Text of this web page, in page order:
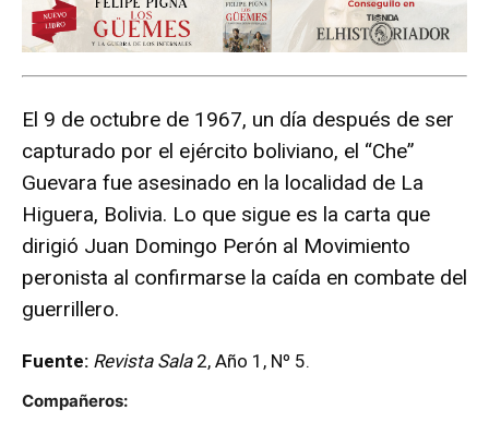
El 9 de octubre de 1967, un día después de ser
capturado por el ejército boliviano, el “Che”
Guevara fue asesinado en la localidad de La
Higuera, Bolivia. Lo que sigue es la carta que
dirigió Juan Domingo Perón al Movimiento
peronista al confirmarse la caída en combate del
guerrillero.
Fuente: Revista Sala2, Año 1, Nº 5.
Compañeros: